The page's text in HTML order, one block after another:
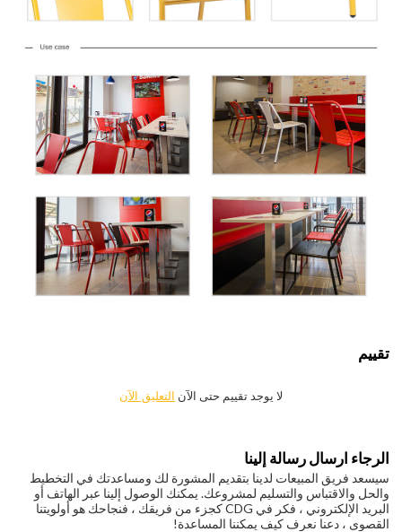
تقييم
لا يوجد تقييم حتى الآن التعليق الآن
الرجاء ارسال رسالة إلينا
سيسعد فريق المبيعات لدينا بتقديم المشورة لك ومساعدتك في التخطيط
والحل والاقتباس والتسليم لمشروعك. يمكنك الوصول إلينا عبر الهاتف أو
البريد الإلكتروني ، فكر في CDG كجزء من فريقك ، فنجاحك هو أولويتنا
القصوى ، دعنا نعرف كيف يمكننا المساعدة!